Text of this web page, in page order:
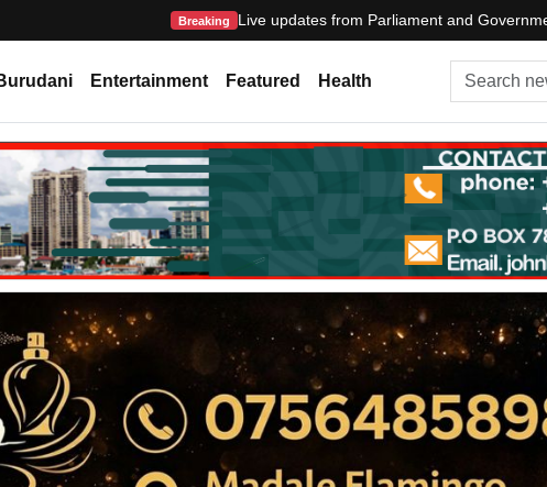
Breaking Live updates from Parliament and
Entertainment Featured Health Search news